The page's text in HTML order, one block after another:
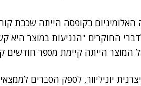
בקופסה הייתה שכבת
החוקרים "הנגיעות במוצר היא
המוצר הייתה קיימת מספר חודשים
יוניליוור, לספק הסברים